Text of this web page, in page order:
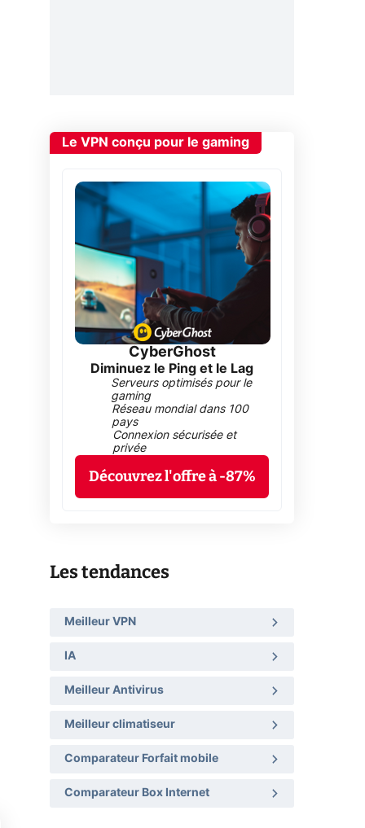
Le VPN conçu pour le gaming
CyberGhost
Diminuez le Ping et le Lag
Serveurs optimisés pour le
gaming
Réseau mondial dans 100
pays
Connexion sécurisée et
privée
Découvrez l'offre à -87%
Les tendances
Meilleur VPN
IA
Meilleur Antivirus
Meilleur climatiseur
Comparateur Forfait mobile
Comparateur Box Internet